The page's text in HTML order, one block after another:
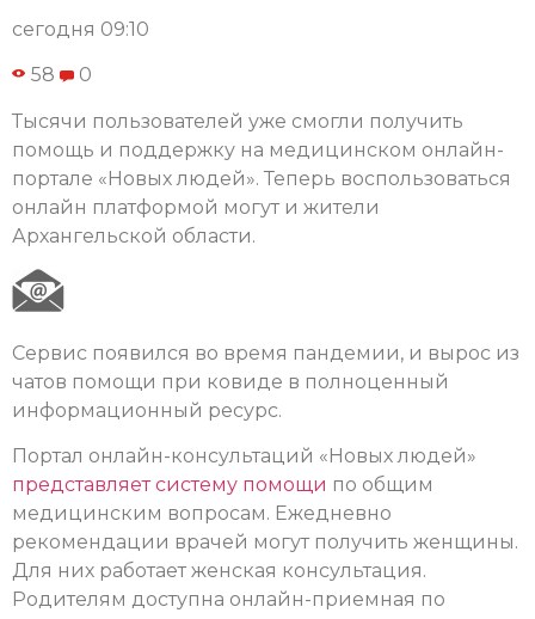
сегодня 09:10
58 0
Тысячи пользователей уже смогли получить
помощь и поддержку на медицинском онлайн-
портале «Новых людей». Теперь воспользоваться
онлайн платформой могут и жители
Архангельской области.
Сервис появился во время пандемии, и вырос из
чатов помощи при ковиде в полноценный
информационный ресурс.
Портал онлайн-консультаций «Новых людей»
представляет систему помощи по общим
медицинским вопросам. Ежедневно
рекомендации врачей могут получить женщины.
Для них работает женская консультация.
Родителям доступна онлайн-приемная по